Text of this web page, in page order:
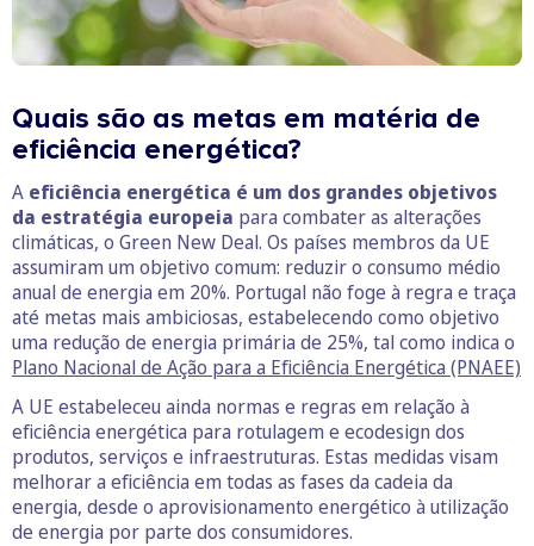
Quais são as metas em matéria de
eficiência energética?
A eficiência energética é um dos grandes objetivos
da estratégia europeia para combater as alterações
climáticas, o Green New Deal. Os países membros da UE
assumiram um objetivo comum: reduzir o consumo médio
anual de energia em 20%. Portugal não foge à regra e traça
até metas mais ambiciosas, estabelecendo como objetivo
uma redução de energia primária de 25%, tal como indica o
Plano Nacional de Ação para a Eficiência Energética (PNAEE)
A UE estabeleceu ainda normas e regras em relação à
eficiência energética para rotulagem e ecodesign dos
produtos, serviços e infraestruturas. Estas medidas visam
melhorar a eficiência em todas as fases da cadeia da
energia, desde o aprovisionamento energético à utilização
de energia por parte dos consumidores.